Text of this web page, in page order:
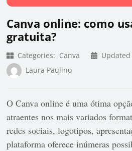
Canva online: como
gratuita?
Categories: Canva Updated
Laura Paulino
O Canva online é uma ótima
atraentes nos mais variados
redes sociais, logotipos,
plataforma oferece inúmeras